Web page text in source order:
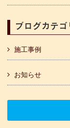
ブログカテゴ
施工事例
お知らせ